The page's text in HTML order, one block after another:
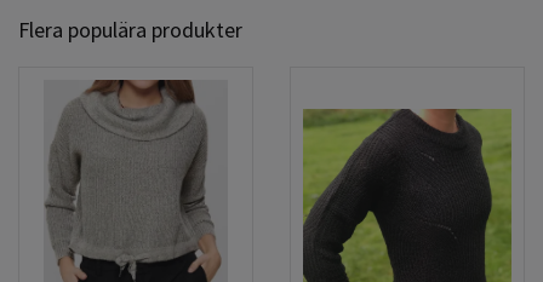
Flera populära produkter